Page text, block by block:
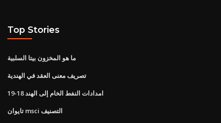
Top Stories
ما هو المخزون بيتا السلبية
تصريف معنى العقد في الهندية
امدادات النفط الخام إلى الهند 18-19
تايوان msci التصنيف